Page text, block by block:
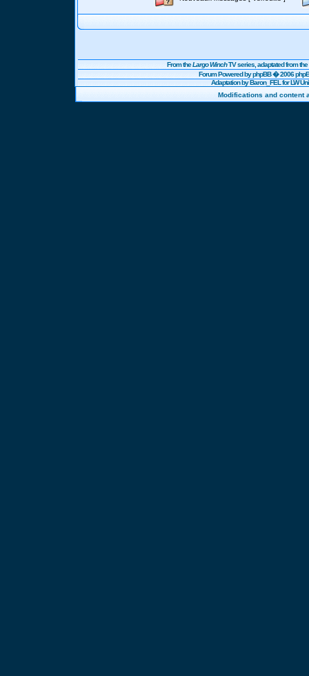
From theLargo WinchTV series, adaptated from
Forum Powered byphpBB� 2006
Adaptation by Baron_FEL for LW
Modifications and content